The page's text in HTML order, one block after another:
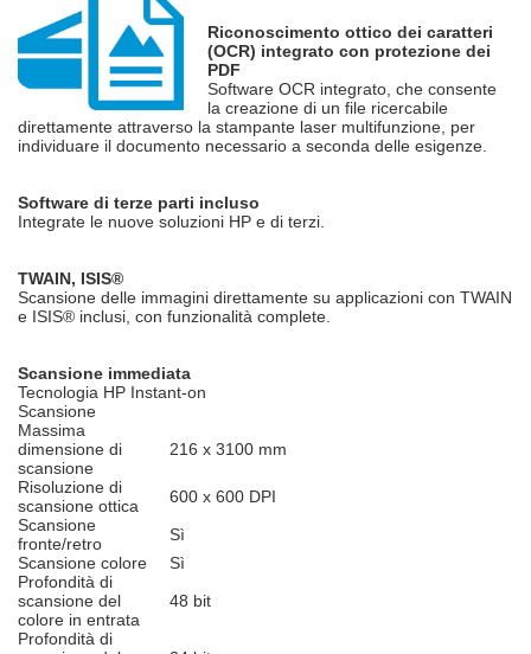
Riconoscimento ottico dei caratteri
(OCR) integrato con protezione dei
PDF
Software OCR integrato, che consente
la creazione di un file ricercabile
direttamente attraverso la stampante laser multifunzione, per
individuare il documento necessario a seconda delle esigenze.
Software di terze parti incluso
Integrate le nuove soluzioni HP e di terzi.
TWAIN, ISIS®
Scansione delle immagini direttamente su applicazioni con TWAIN
e ISIS® inclusi, con funzionalità complete.
Scansione immediata
Tecnologia HP Instant-on
Scansione
Massima
dimensione di
scansione
216 x 3100 mm
Risoluzione di
scansione ottica
600 x 600 DPI
Scansione
fronte/retro
Sì
Scansione colore
Sì
Profondità di
scansione del
colore in entrata
48 bit
Profondità di